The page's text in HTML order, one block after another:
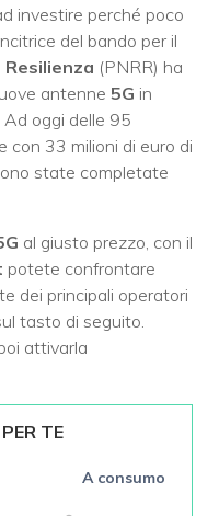
investire perché poco
del bando per il
Resilienza (PNRR) ha
antenne 5G in
Ad oggi delle 95
con 33 milioni di euro di
state completate
al giusto prezzo, con il
potete confrontare
dei principali operatori
tasto di seguito.
attivarla
TE
A consumo